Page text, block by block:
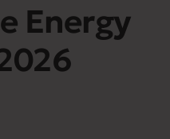
Energy